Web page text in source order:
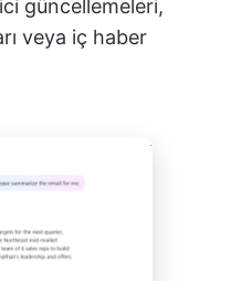
güncellemeleri,
veya iç haber